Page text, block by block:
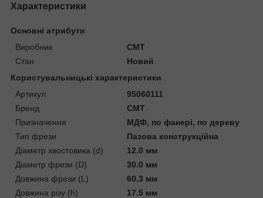
Характеристики
Основні атрибути
Виробник
CMT
Стан
Новий
Користувальницькі характеристики
Артикул
95060111
Бренд
CMT
Призначення
МДФ, по фанері, по дереву
Тип фрези
Пазова конструкційна
Діаметр хвостовика (d)
12.0 мм
Діаметр фрези (D)
30.0 мм
Довжина фрези (L)
60.3 мм
Довжина різу (h)
17.5 мм